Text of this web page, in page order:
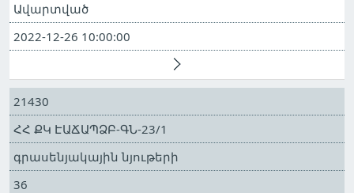
Ավարտված
2022-12-26 10:00:00
21430
ՀՀ ՔԿ ԷԱՃԱՊՁԲ-ԳՆ-23/1
գրասենյակային նյութերի
36